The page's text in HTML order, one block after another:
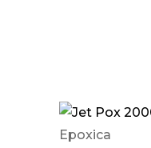
Epoxica